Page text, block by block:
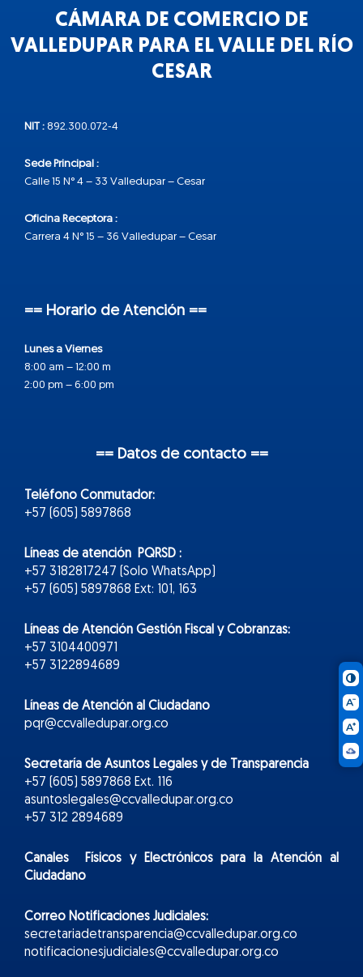
CÁMARA DE COMERCIO DE
VALLEDUPAR PARA EL VALLE DEL RÍO
CESAR
NIT : 892.300.072-4
Sede Principal :
Calle 15 N° 4 – 33 Valledupar – Cesar
Oficina Receptora :
Carrera 4 N° 15 – 36 Valledupar – Cesar
== Horario de Atención ==
Lunes a Viernes
8:00 am – 12:00 m
2:00 pm – 6:00 pm
== Datos de contacto ==
Teléfono Conmutador:
+57 (605) 5897868
Líneas de atención PQRSD :
+57 3182817247 (Solo WhatsApp)
+57 (605) 5897868 Ext: 101, 163
Líneas de Atención Gestión Fiscal y Cobranzas:
+57 3104400971
+57 3122894689
Líneas de Atención al Ciudadano
pqr@ccvalledupar.org.co
Secretaría de Asuntos Legales y de Transparencia
+57 (605) 5897868 Ext. 116
asuntoslegales@ccvalledupar.org.co
+57 312 2894689
Canales Físicos yElectrónicospara la Atención al
Ciudadano
Correo Notificaciones Judiciales:
secretariadetransparencia@ccvalledupar.org.co
notificacionesjudiciales@ccvalledupar.org.co